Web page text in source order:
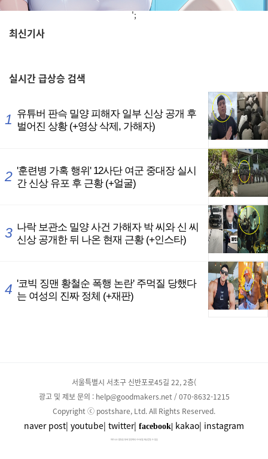
';
최신기사
실시간급상승 검색
서울특별시 서초구 신반포로45길 22, 2층(
광고 및 제보 문의 : help@goodmakers.net / 070-8632-1215
Copyright ⓒ postshare, Ltd. All Rights Reserved.
naver post| youtube| twitter| facebook| kakao| instagram
파트너스 활동을 통해 일정액의 수수료를 제공받을 수 있음